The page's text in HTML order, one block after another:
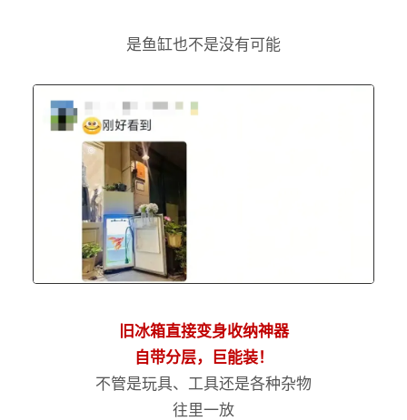
是鱼缸也不是没有可能
旧冰箱直接变身收纳神器
自带分层，巨能装！
不管是玩具、工具还是各种杂物
往里一放